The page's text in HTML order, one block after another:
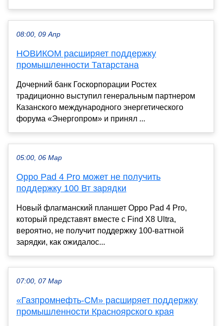
08:00, 09 Апр
НОВИКОМ расширяет поддержку
промышленности Татарстана
Дочерний банк Госкорпорации Ростех
традиционно выступил генеральным партнером
Казанского международного энергетического
форума «Энергопром» и принял ...
05:00, 06 Мар
Oppo Pad 4 Pro может не получить
поддержку 100 Вт зарядки
Новый флагманский планшет Oppo Pad 4 Pro,
который представят вместе с Find X8 Ultra,
вероятно, не получит поддержку 100-ваттной
зарядки, как ожидалос...
07:00, 07 Мар
«Газпромнефть-СМ» расширяет поддержку
промышленности Красноярского края